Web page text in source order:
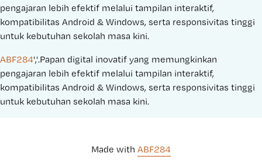
c
e
:
l
P
r
c
e
:
pengajaran lebih efektif melalui tampilan interaktif,
kompatibilitas Android & Windows, serta responsivitas tinggi
untuk kebutuhan sekolah masa kini.
ABF284','.Papan digital inovatif yang memungkinkan
pengajaran lebih efektif melalui tampilan interaktif,
kompatibilitas Android & Windows, serta responsivitas tinggi
untuk kebutuhan sekolah masa kini.
Made with ABF284